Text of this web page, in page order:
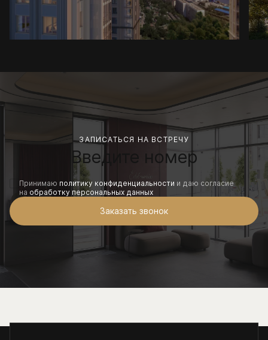
ЗАПИСАТЬСЯ НА ВСТРЕЧУ
Заказать звонок
Принимаю политику конфиденциальности и даю согласие
на обработку персональных данных